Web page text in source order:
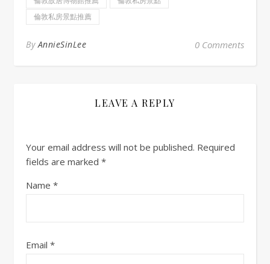
倫敦私房景點推薦
ByAnnieSinLee 0 Comments
LEAVE A REPLY
Your email address will not be published. Required
fields are marked *
Name *
Email *